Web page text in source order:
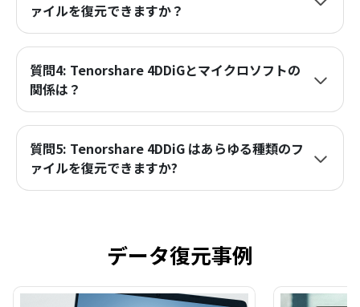
ァイルを復元できますか？
質問4: Tenorshare 4DDiGとマイクロソフトの
関係は？
質問5: Tenorshare 4DDiG はあらゆる種類のフ
ァイルを復元できますか?
データ復元事例